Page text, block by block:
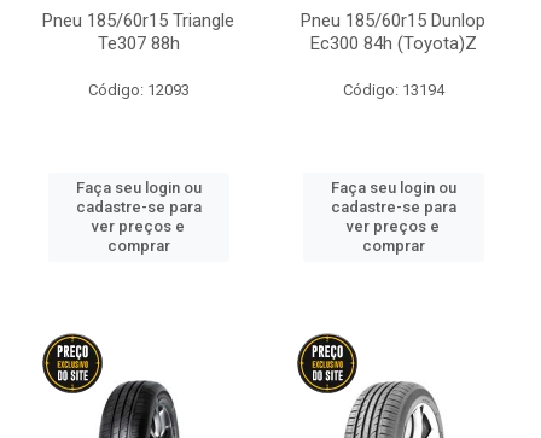
Pneu 185/60r15 Triangle
Te307 88h
Código: 12093
Faça seu login ou
cadastre-se para
ver preços e
comprar
Pneu 185/60r15 Dunlop
Ec300 84h (Toyota)Z
Código: 13194
Faça seu login ou
cadastre-se para
ver preços e
comprar